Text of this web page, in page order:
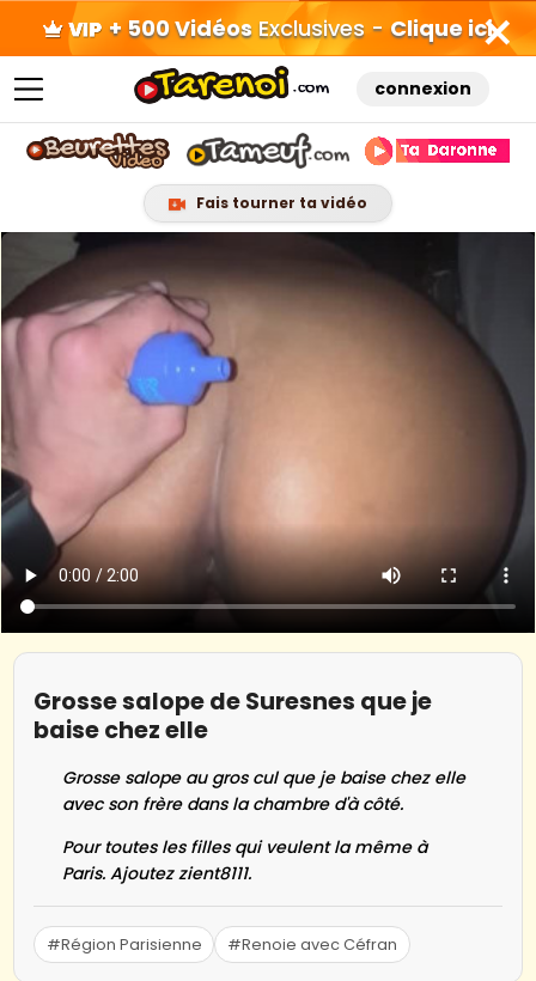
Skip
content
+ 500 Vidéos Exclusives - Clique ici
connexion
Fais tourner ta vidéo
Grosse salope de Suresnes que je
baise chez elle
Grosse salope au gros cul que je baise chez elle
avec son frère dans la chambre d'à côté.
Pour toutes les filles qui veulent la même à
Paris. Ajoutez zient8111.
#Région Parisienne #Renoie avec Céfran